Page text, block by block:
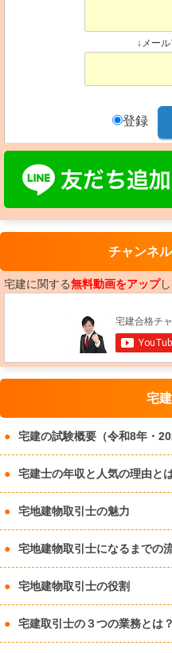
↓メー
登録
チャンネ
宅建に関する無料動画をアップ
宅
宅建の試験概要（令和8年・
宅建士の年収と人気の理由と
宅地建物取引士の魅力
宅地建物取引士になるまでの
宅地建物取引士の役割
宅建取引士の３つの業務とは？